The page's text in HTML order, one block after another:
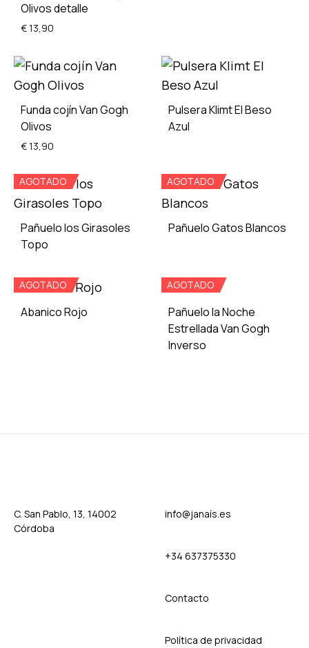
Olivos detalle
€13,90
WISHLIST
Funda cojín Van Gogh
Olivos
€13,90
WISHLIST
Pulsera Klimt El Beso
Azul
AGOTADO
Pañuelo los Girasoles
Topo
WISHLIST
AGOTADO
Pañuelo Gatos Blancos
AGOTADO
Abanico Rojo
AGOTADO
Pañuelo la Noche
Estrellada Van Gogh
Inverso
C. San Pablo, 13, 14002
Córdoba
info@janaís.es
+34 637375330
Contacto
Política de privacidad